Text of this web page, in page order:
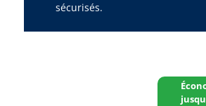
sécurisés.